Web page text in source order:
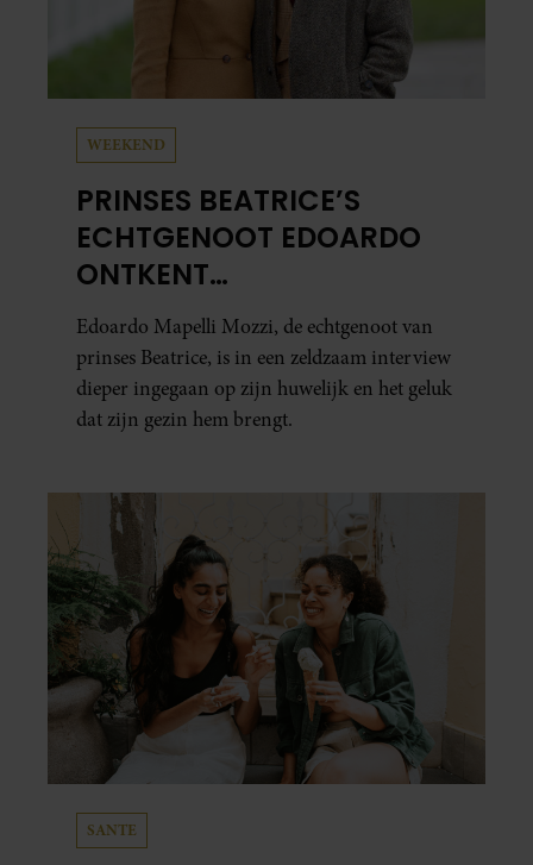
WEEKEND
PRINSES BEATRICE’S
ECHTGENOOT EDOARDO
ONTKENT
HUWELIJKSPROBLEMEN
Edoardo Mapelli Mozzi, de echtgenoot van
prinses Beatrice, is in een zeldzaam interview
dieper ingegaan op zijn huwelijk en het geluk
dat zijn gezin hem brengt.
SANTE